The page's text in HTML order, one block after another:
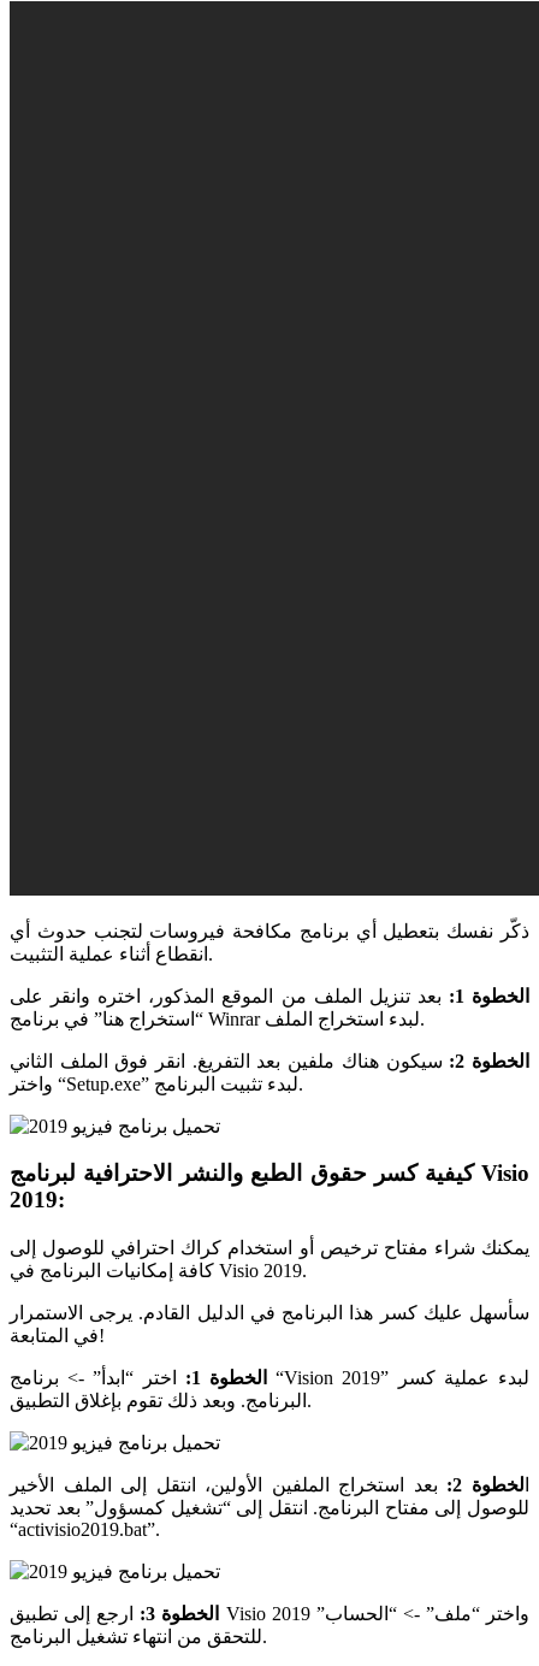
ذكّر نفسك بتعطيل أي برنامج مكافحة فيروسات لتجنب حدوث أي
انقطاع أثناء عملية التثبيت.
الخطوة 1:
بعد تنزيل الملف من الموقع المذكور، اختره وانقر على
“استخراج هنا” في برنامج Winrar لبدء استخراج الملف.
الخطوة 2:
سيكون هناك ملفين بعد التفريغ. انقر فوق الملف الثاني
واختر “Setup.exe” لبدء تثبيت البرنامج.
كيفية كسر حقوق الطبع والنشر الاحترافية لبرنامج Visio
2019:
يمكنك شراء مفتاح ترخيص أو استخدام كراك احترافي للوصول إلى
كافة إمكانيات البرنامج في Visio 2019.
سأسهل عليك كسر هذا البرنامج في الدليل القادم. يرجى الاستمرار
في المتابعة!
الخطوة 1:
اختر “ابدأ” -> برنامج “Vision 2019” لبدء عملية كسر
البرنامج. وبعد ذلك تقوم بإغلاق التطبيق.
لخطوة 2:
بعد استخراج الملفين الأولين، انتقل إلى الملف الأخير
للوصول إلى مفتاح البرنامج. انتقل إلى “تشغيل كمسؤول” بعد تحديد
“activisio2019.bat”.
الخطوة 3:
ارجع إلى تطبيق Visio 2019 واختر “ملف” -> “الحساب”
للتحقق من انتهاء تشغيل البرنامج.